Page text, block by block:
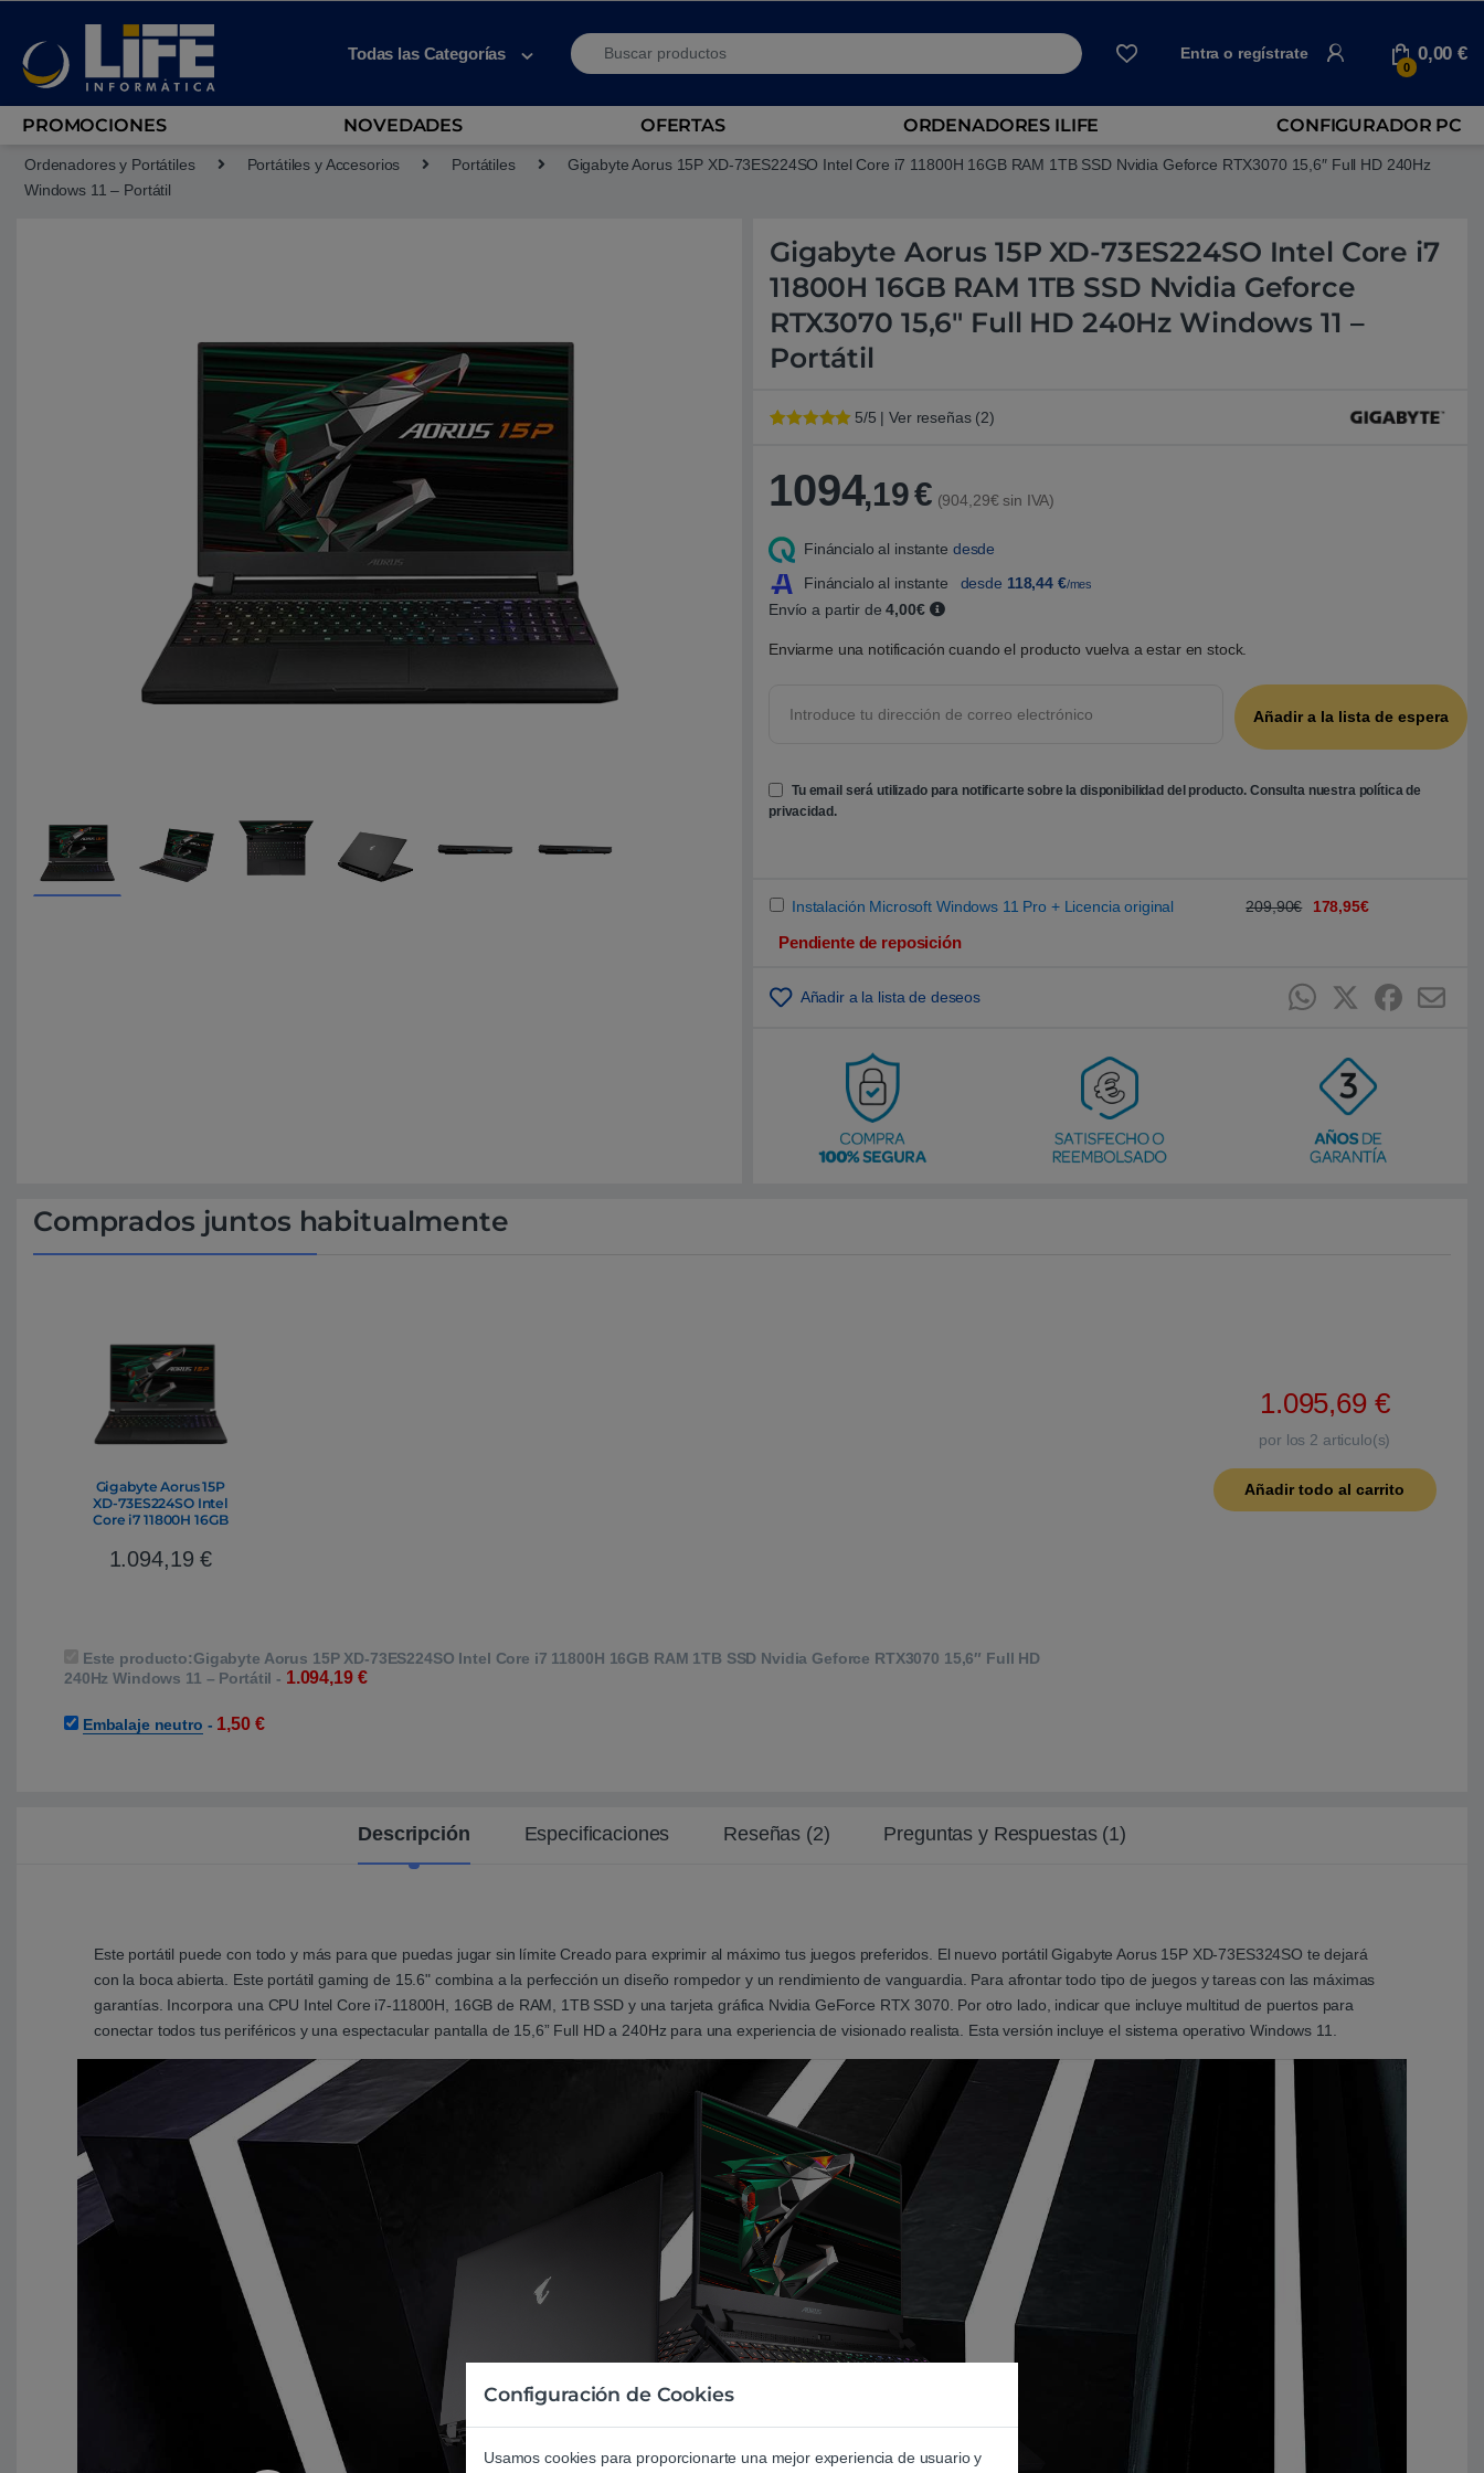
Todas las Categorías
Search for:
Entra o regístrate
0
0,00€
PROMOCIONES NOVEDADES OFERTAS ORDENADORES ILIFE CONFIGURADOR PC
Ordenadores y Portátiles Portátiles y Accesorios Portátiles
Gigabyte Aorus 15P XD-73ES224SO Intel Core i7 11800H 16GB RAM 1TB SSD Nvidia Geforce RTX3070 15,6″ Full HD 240Hz
Windows 11 – Portátil
Gigabyte Aorus 15P XD-73ES224SO Intel Core i7
11800H 16GB RAM 1TB SSD Nvidia Geforce
RTX3070 15,6″ Full HD 240Hz Windows 11 –
Portátil
base a
valoracione
s de
5/5 | Ver reseñas (2)
1094,19€ (904,29€ sin IVA)
Fináncialo al instante desde
Fináncialo al instante
desde 118,44€/mes
Envío a partir de4,00€
Enviarme una notificación cuando el producto vuelva a estar en stock.
Tu email será utilizado para notificarte sobre la disponibilidad del producto. Consulta nuestra política de
privacidad.
Instalación Microsoft Windows 11 Pro + Licencia original 209,90€ 178,95€
Pendiente de reposición
Añadir a la lista de deseos
Comprados juntos habitualmente
Gigabyte Aorus 15P
XD-73ES224SO Intel
Core i7 11800H 16GB
Geforce RTX3070 15,6″
Full HD 240Hz
1.094,19€
Este producto:Gigabyte Aorus 15P XD-73ES224SO Intel Core i7 11800H 16GB RAM 1TB SSD Nvidia Geforce RTX3070 15,6″ Full HD
240Hz Windows 11 – Portátil - 1.094,19 €
Embalaje neutro - 1,50 €
1.095,69 €
por los 2 articulo(s)
Añadir todo al carrito
Descripción Especificaciones Reseñas (2) Preguntas y Respuestas (1)
Este portátil puede con todo y más para que puedas jugar sin límite Creado para exprimir al máximo tus juegos preferidos. El nuevo portátil Gigabyte Aorus 15P XD-73ES324SO te dejará
con la boca abierta. Este portátil gaming de 15.6" combina a la perfección un diseño rompedor y un rendimiento de vanguardia. Para afrontar todo tipo de juegos y tareas con las máximas
garantías. Incorpora una CPU Intel Core i7-11800H, 16GB de RAM, 1TB SSD y una tarjeta gráfica Nvidia GeForce RTX 3070. Por otro lado, indicar que incluye multitud de puertos para
conectar todos tus periféricos y una espectacular pantalla de 15,6” Full HD a 240Hz para una experiencia de visionado realista. Esta versión incluye el sistema operativo Windows 11.
Configuración de Cookies
Usamos cookies para proporcionarte una mejor experiencia de usuario y